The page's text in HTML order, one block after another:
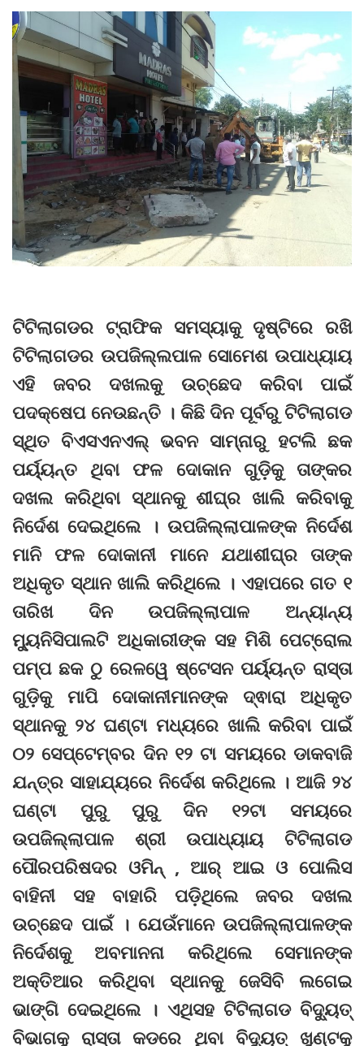
ଟିଟିଲାଗଡର ଟ୍ରାଫିକ ସମସ୍ୟାକୁ ଦୃଷ୍ଟିରେ ରଖି
ଟିଟିଲାଗଡର ଉପଜିଲ୍ଲପାଳ ସୋମେଶ ଉପାଧ୍ୟାୟ
ଏହି ଜବର ଦଖଲକୁ ଉଚ୍ଛେଦ କରିବା ପାଇଁ
ପଦକ୍ଷେପ ନେଉଛନ୍ତି । କିଛି ଦିନ ପୂର୍ବରୁ ଟିଟିଲାଗଡ
ସ୍ଥିତ ବିଏସଏନଏଲ୍ ଭବନ ସାମ୍ନାରୁ ହଟଲି ଛକ
ପର୍ୟ୍ୟନ୍ତ ଥିବା ଫଳ ଦୋକାନ ଗୁଡ଼ିକୁ ତାଙ୍କର
ଦଖଲ କରିଥିବା ସ୍ଥାନକୁ ଶୀଘ୍ର ଖାଲି କରିବାକୁ
ନିର୍ଦେଶ ଦେଇଥିଲେ । ଉପଜିଲ୍ଲାପାଳଙ୍କ ନିର୍ଦେଶ
ମାନି ଫଳ ଦୋକାନୀ ମାନେ ଯଥାଶୀଘ୍ର ତାଙ୍କ
ଅଧିକୃତ ସ୍ଥାନ ଖାଲି କରିଥିଲେ । ଏହାପରେ ଗତ ୧
ତାରିଖ ଦିନ ଉପଜିଲ୍ଲାପାଳ ଅନ୍ୟାନ୍ୟ
ମ୍ୟୁନିସିପାଲଟି ଅଧିକାରୀଙ୍କ ସହ ମିଶି ପେଟ୍ରୋଲ
ପମ୍ପ ଛକ ଠୁ ରେଳୱେ ଷ୍ଟେସନ ପର୍ୟ୍ୟନ୍ତ ରାସ୍ତା
ଗୁଡ଼ିକୁ ମାପି ଦୋକାନୀମାନଙ୍କ ଦ୍ଵାରା ଅଧିକୃତ
ସ୍ଥାନକୁ ୨୪ ଘଣ୍ଟା ମଧ୍ୟରେ ଖାଲି କରିବା ପାଇଁ
୦୨ ସେପ୍ଟେମ୍ବର ଦିନ ୧୨ ଟା ସମୟରେ ଡାକବାଜି
ଯନ୍ତ୍ର ସାହାଯ୍ୟରେ ନିର୍ଦେଶ କରିଥିଲେ । ଆଜି ୨୪
ଘଣ୍ଟା ପୁରୁ ପୁରୁ ଦିନ ୧୨ଟା ସମୟରେ
ଉପଜିଲ୍ଲାପାଳ ଶ୍ରୀ ଉପାଧ୍ୟାୟ ଟିଟିଲାଗଡ
ପୌରପରିଷଦର ଓମିନ୍ , ଆର୍ ଆଇ ଓ ପୋଲିସ
ବାହିନୀ ସହ ବାହାରି ପଡ଼ିଥିଲେ ଜବର ଦଖଲ
ଉଚ୍ଛେଦ ପାଇଁ । ଯେଉଁମାନେ ଉପଜିଲ୍ଲାପାଳଙ୍କ
ନିର୍ଦେଶକୁ ଅବମାନନା କରିଥିଲେ ସେମାନଙ୍କ
ଅକ୍ତିଆର କରିଥିବା ସ୍ଥାନକୁ ଜେସିବି ଲଗେଇ
ଭାଙ୍ଗି ଦେଇଥିଲେ । ଏଥିସହ ଟିଟିଲାଗଡ ବିଦ୍ୟୁତ୍
ବିଭାଗକୁ ରାସ୍ତା କଡରେ ଥିବା ବିଦ୍ୟୁତ୍ ଖୁଣ୍ଟକୁ